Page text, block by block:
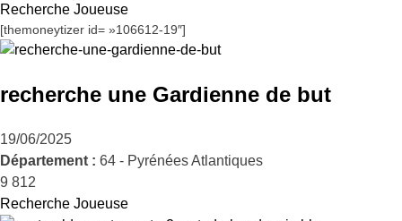
Recherche Joueuse
[themoneytizer id= »106612-19″]
recherche une Gardienne de but
19/06/2025
Département : 64 - Pyrénées Atlantiques
9 812
Recherche Joueuse